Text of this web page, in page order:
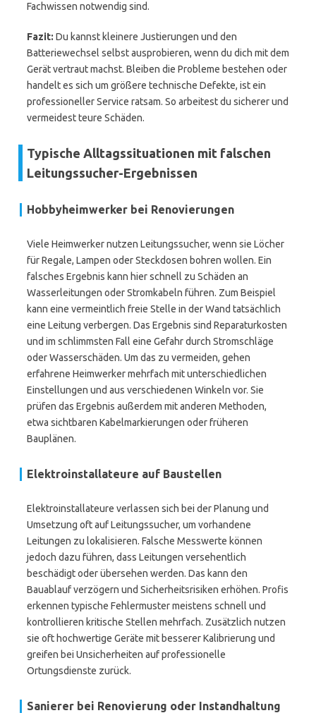
Fachwissen notwendig sind.
Fazit: Du kannst kleinere Justierungen und den
Batteriewechsel selbst ausprobieren, wenn du dich mit dem
Gerät vertraut machst. Bleiben die Probleme bestehen oder
handelt es sich um größere technische Defekte, ist ein
professioneller Service ratsam. So arbeitest du sicherer und
vermeidest teure Schäden.
Typische Alltagssituationen mit falschen
Leitungssucher-Ergebnissen
Hobbyheimwerker bei Renovierungen
Viele Heimwerker nutzen Leitungssucher, wenn sie Löcher
für Regale, Lampen oder Steckdosen bohren wollen. Ein
falsches Ergebnis kann hier schnell zu Schäden an
Wasserleitungen oder Stromkabeln führen. Zum Beispiel
kann eine vermeintlich freie Stelle in der Wand tatsächlich
eine Leitung verbergen. Das Ergebnis sind Reparaturkosten
und im schlimmsten Fall eine Gefahr durch Stromschläge
oder Wasserschäden. Um das zu vermeiden, gehen
erfahrene Heimwerker mehrfach mit unterschiedlichen
Einstellungen und aus verschiedenen Winkeln vor. Sie
prüfen das Ergebnis außerdem mit anderen Methoden,
etwa sichtbaren Kabelmarkierungen oder früheren
Bauplänen.
Elektroinstallateure auf Baustellen
Elektroinstallateure verlassen sich bei der Planung und
Umsetzung oft auf Leitungssucher, um vorhandene
Leitungen zu lokalisieren. Falsche Messwerte können
jedoch dazu führen, dass Leitungen versehentlich
beschädigt oder übersehen werden. Das kann den
Bauablauf verzögern und Sicherheitsrisiken erhöhen. Profis
erkennen typische Fehlermuster meistens schnell und
kontrollieren kritische Stellen mehrfach. Zusätzlich nutzen
sie oft hochwertige Geräte mit besserer Kalibrierung und
greifen bei Unsicherheiten auf professionelle
Ortungsdienste zurück.
Sanierer bei Renovierung oder Instandhaltung